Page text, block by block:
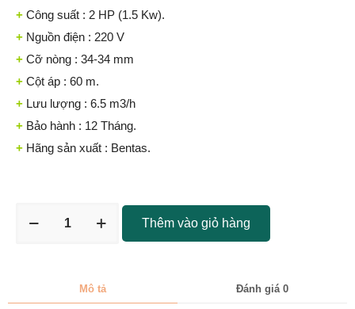
+ Công suất : 2 HP (1.5 Kw).
+ Nguồn điện : 220 V
+ Cỡ nòng : 34-34 mm
+ Cột áp : 60 m.
+ Lưu lượng : 6.5 m3/h
+ Bảo hành : 12 Tháng.
+ Hãng sản xuất : Bentas.
Thêm vào giỏ hàng
Mô tả Đánh giá 0